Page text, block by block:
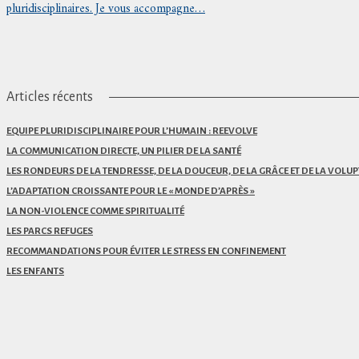
pluridisciplinaires. Je vous accompagne…
Articles récents
EQUIPE PLURIDISCIPLINAIRE POUR L’HUMAIN : REEVOLVE
LA COMMUNICATION DIRECTE, UN PILIER DE LA SANTÉ
LES RONDEURS DE LA TENDRESSE, DE LA DOUCEUR, DE LA GRÂCE ET DE LA
L’ADAPTATION CROISSANTE POUR LE « MONDE D’APRÈS »
LA NON-VIOLENCE COMME SPIRITUALITÉ
LES PARCS REFUGES
RECOMMANDATIONS POUR ÉVITER LE STRESS EN CONFINEMENT
LES ENFANTS